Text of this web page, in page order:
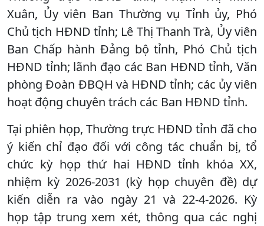
Xuân, Ủy viên Ban Thường vụ Tỉnh ủy, Phó
Chủ tịch HĐND tỉnh; Lê Thị Thanh Trà, Ủy viên
Ban Chấp hành Đảng bộ tỉnh, Phó Chủ tịch
HĐND tỉnh; lãnh đạo các Ban HĐND tỉnh, Văn
phòng Đoàn ĐBQH và HĐND tỉnh; các ủy viên
hoạt động chuyên trách các Ban HĐND tỉnh.
Tại phiên họp, Thường trực HĐND tỉnh đã cho
ý kiến chỉ đạo đối với công tác chuẩn bị, tổ
chức kỳ họp thứ hai HĐND tỉnh khóa XX,
nhiệm kỳ 2026-2031 (kỳ họp chuyên đề) dự
kiến diễn ra vào ngày 21 và 22-4-2026. Kỳ
họp tập trung xem xét, thông qua các nghị